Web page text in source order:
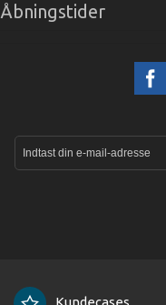
Åbningstider
Kundecases